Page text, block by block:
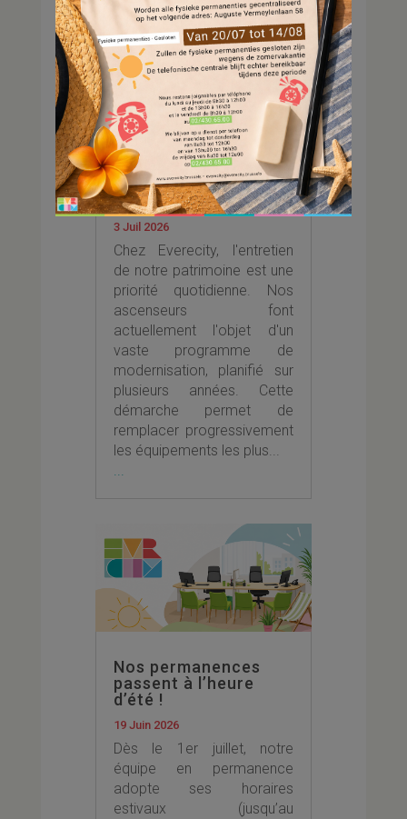
Moderniser
aujourd’hui pour
mieux servir demain
3 Juil 2026
Chez Everecity, l'entretien
de notre patrimoine est une
priorité quotidienne. Nos
ascenseurs font
actuellement l'objet d'un
vaste programme de
modernisation, planifié sur
plusieurs années. Cette
démarche permet de
remplacer progressivement
les équipements les plus...
Nos permanences
passent à l’heure
d’été !
19 Juin 2026
Dès le 1er juillet, notre
équipe en permanence
adopte ses horaires
estivaux (jusqu’au